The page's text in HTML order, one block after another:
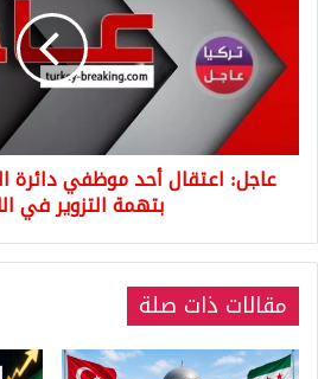
موظفي
دائرة
النفوس
إسطنبول
بتهمة
التزوير
عاجل: اعتقال أحد موظفي
بتهمة التزوير في
مقالات ذات صلة